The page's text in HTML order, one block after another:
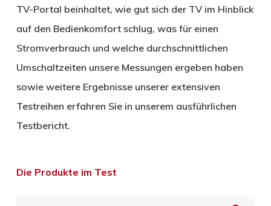
TV-Portal beinhaltet, wie gut sich der TV im Hinblick
auf den Bedienkomfort schlug, was für einen
Stromverbrauch und welche durchschnittlichen
Umschaltzeiten unsere Messungen ergeben haben
sowie weitere Ergebnisse unserer extensiven
Testreihen erfahren Sie in unserem ausführlichen
Testbericht.
Die Produkte im Test